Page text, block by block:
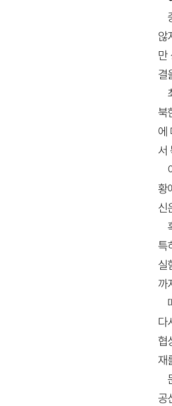
않
만
결
북
에
서
황
신
특
실
까
다
협
재
공